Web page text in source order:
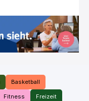
Basketball
Fitness Freizeit